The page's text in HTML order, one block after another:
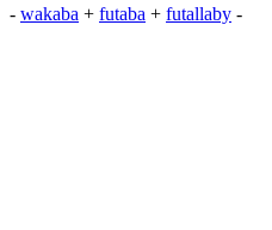
- wakaba + futaba + futallaby -